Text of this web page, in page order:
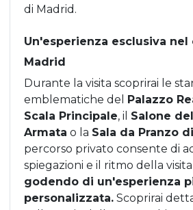
di Madrid.
Un'esperienza esclusiva nel
Madrid
Durante la visita scoprirai le
emblematiche del Palazzo
Scala Principale, il Salone
Armata o la Sala da Pranzo
percorso privato consente di
spiegazioni e il ritmo della
godendo di un'esperienza
personalizzata. Scoprirai